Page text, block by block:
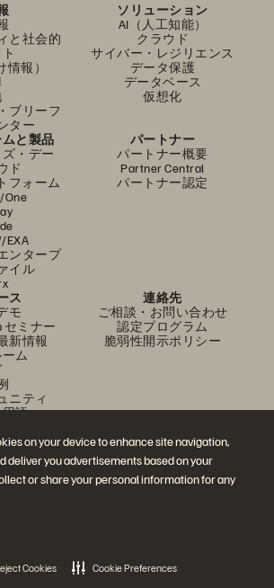
on your device to enhance site navigation,
deliver you advertisements based on your
or share your personal information for any
Cookies Cookie Preferences
と社会的
情報）
ブリーフ
ター
ソリューション
AI（人工知能）
クラウド
サイバー・レジリエンス
データ保護
データベース
仮想化
と製品
・デー
ド
フォーム
One
EXA
ンタープ
イル
パートナー
パートナー概要
Partner Central
パートナー認定
ス
モ
セミナー
新情報
ム
ニティ
語
連絡先
ご相談・お問い合わせ
認定プログラム
脆弱性開示ポリシー
公式 SNS
フォローをお願いします！
Inc. 無断転用は禁止されています。
ーWeb サイト利用規約法務関連トラスト・センター